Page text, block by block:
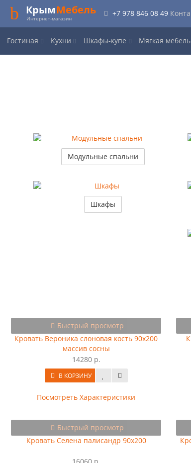
КрымМебель
Интернет-магазин
+7 978 846 08 49
Гостиная Кухни Шкафы-купе Мягкая мебель
Модульные спальни
Шкафы
Быстрый просмотр
Кровать Вероника слоновая кость 90х200
массив сосны
14280 р.
В КОРЗИНУ
Посмотреть Характеристики
Быстрый просмотр
Кровать Селена палисандр 90х200